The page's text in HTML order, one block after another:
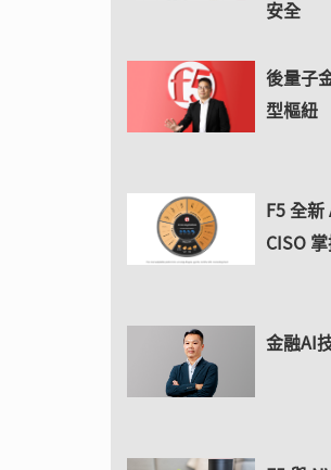
安全
後量子
型樞紐
F5 全
CISO
金融AI